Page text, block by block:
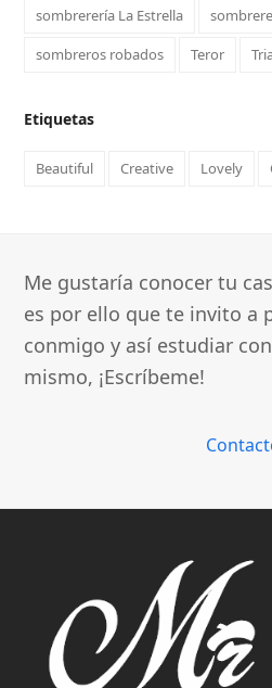
sombrerería La Estrella
sombreros robados
Teror
Etiquetas
Beautiful Creative Lovely
Me gustaría conocer tu
es por ello que te invito a
conmigo y así estudiar
mismo, ¡Escríbeme!